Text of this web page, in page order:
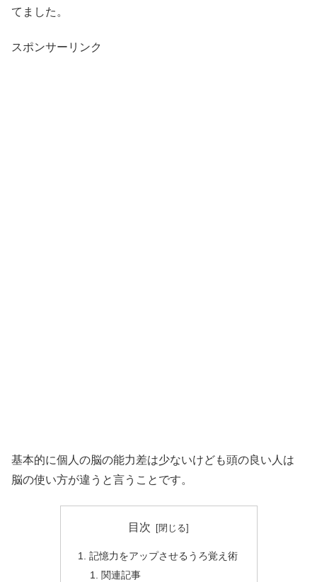
てました。
スポンサーリンク
基本的に個人の脳の能力差は少ないけども頭の良い人は
脳の使い方が違うと言うことです。
目次
記憶力をアップさせるうろ覚え術
関連記事